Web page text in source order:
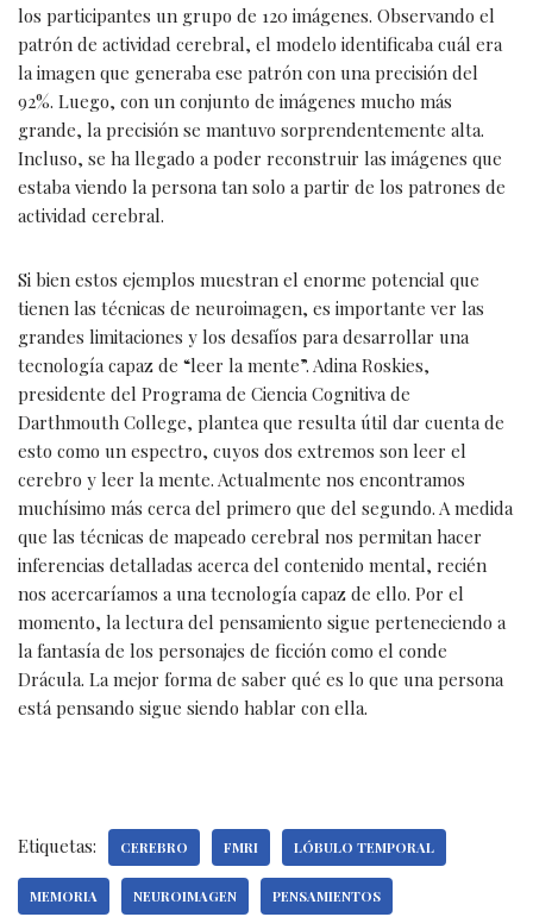
los participantes un grupo de 120 imágenes. Observando el
patrón de actividad cerebral, el modelo identificaba cuál era
la imagen que generaba ese patrón con una precisión del
92%. Luego, con un conjunto de imágenes mucho más
grande, la precisión se mantuvo sorprendentemente alta.
Incluso, se ha llegado a poder reconstruir las imágenes que
estaba viendo la persona tan solo a partir de los patrones de
actividad cerebral.
Si bien estos ejemplos muestran el enorme potencial que
tienen las técnicas de neuroimagen, es importante ver las
grandes limitaciones y los desafíos para desarrollar una
tecnología capaz de “leer la mente”. Adina Roskies,
presidente del Programa de Ciencia Cognitiva de
Darthmouth College, plantea que resulta útil dar cuenta de
esto como un espectro, cuyos dos extremos son leer el
cerebro y leer la mente. Actualmente nos encontramos
muchísimo más cerca del primero que del segundo. A medida
que las técnicas de mapeado cerebral nos permitan hacer
inferencias detalladas acerca del contenido mental, recién
nos acercaríamos a una tecnología capaz de ello. Por el
momento, la lectura del pensamiento sigue perteneciendo a
la fantasía de los personajes de ficción como el conde
Drácula. La mejor forma de saber qué es lo que una persona
está pensando sigue siendo hablar con ella.
Etiquetas: CEREBRO FMRI LÓBULO TEMPORAL
MEMORIA NEUROIMAGEN PENSAMIENTOS